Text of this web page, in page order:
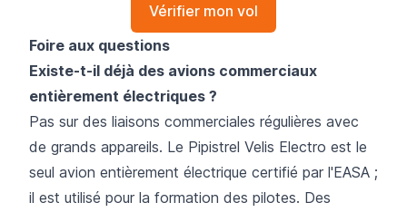
Vérifier mon vol
Foire aux questions
Existe-t-il déjà des avions commerciaux
entièrement électriques ?
Pas sur des liaisons commerciales régulières avec
de grands appareils. Le Pipistrel Velis Electro est le
seul avion entièrement électrique certifié par l'EASA ;
il est utilisé pour la formation des pilotes. Des